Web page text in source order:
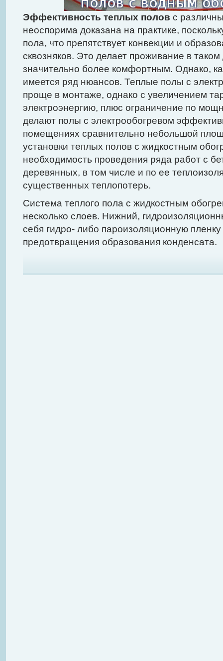
Эффективность теплых полов с
неоспорима доказана на практике,
пола, что препятствует конвекции и
сквозняков. Это делает проживание в
значительно более комфортным. Однако,
имеется ряд нюансов. Теплые полы с
проще в монтаже, однако с увеличением
электроэнергию, плюс ограничение по
делают полы с электрообогревом
помещениях сравнительно небольшой
установки теплых полов с жидкостным
необходимость проведения ряда работ с
деревянных, в том числе и по ее
существенных теплопотерь.
Система теплого пола с жидкостным
несколько слоев. Нижний,
себя гидро- либо пароизоляционную
предотвращения образования конденсата.